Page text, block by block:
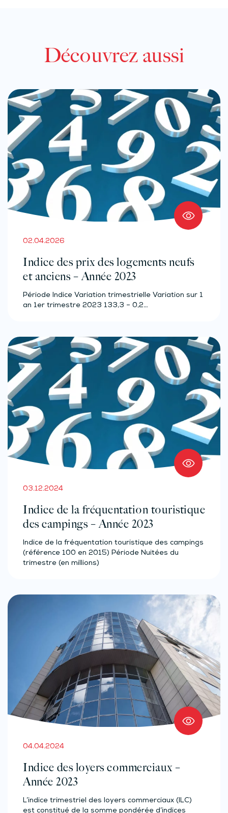
Découvrez aussi
02.04.2026
Indice des prix des logements neufs
et anciens – Année 2023
Période Indice Variation trimestrielle Variation sur 1
an 1er trimestre 2023 133,3 – 0,2…
03.12.2024
Indice de la fréquentation touristique
des campings – Année 2023
Indice de la fréquentation touristique des campings
(référence 100 en 2015) Période Nuitées du
trimestre (en millions)
04.04.2024
Indice des loyers commerciaux –
Année 2023
L’indice trimestriel des loyers commerciaux (ILC)
est constitué de la somme pondérée d’indices